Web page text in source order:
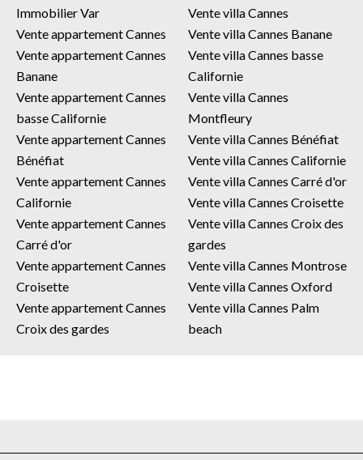
Immobilier Var
Vente appartement Cannes
Vente appartement Cannes
Banane
Vente appartement Cannes
basse Californie
Vente appartement Cannes
Bénéfiat
Vente appartement Cannes
Californie
Vente appartement Cannes
Carré d'or
Vente appartement Cannes
Croisette
Vente appartement Cannes
Croix des gardes
Vente villa Cannes
Vente villa Cannes Banane
Vente villa Cannes basse
Californie
Vente villa Cannes
Montfleury
Vente villa Cannes Bénéfiat
Vente villa Cannes Californie
Vente villa Cannes Carré d'or
Vente villa Cannes Croisette
Vente villa Cannes Croix des
gardes
Vente villa Cannes Montrose
Vente villa Cannes Oxford
Vente villa Cannes Palm
beach